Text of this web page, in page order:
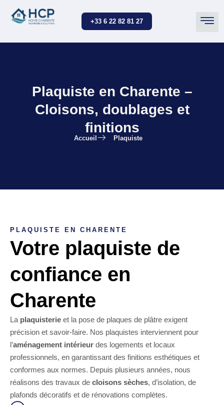
+33 6 22 82 81 27
Plaquiste en Charente –
Cloisons, doublages et
finitions
Accueil Plaquiste
PLAQUISTE EN CHARENTE
Votre plaquiste de
confiance en
Charente
La plaquisterie et la pose de plaques de plâtre exigent
précision et savoir-faire. Nos plaquistes interviennent pour
l’aménagement intérieur des logements et locaux
professionnels, en garantissant des finitions esthétiques et
conformes aux normes. Depuis plusieurs années, nous
réalisons des travaux de cloisons sèches, d’isolation, de
plafonds décoratifs et de rénovations complètes.